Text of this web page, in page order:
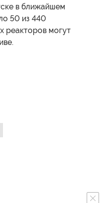
в ближайшем
50 из 440
реакторов могут